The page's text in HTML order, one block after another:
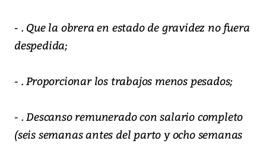
- . Que la obrera en estado de gravidez no fuera
despedida;
- . Proporcionar los trabajos menos pesados;
- . Descanso remunerado con salario completo
(seis semanas antes del parto y ocho semanas